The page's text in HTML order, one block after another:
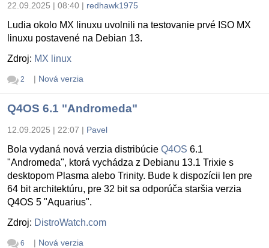
22.09.2025 | 08:40 | redhawk1975
Ludia okolo MX linuxu uvolnili na testovanie prvé ISO MX
linuxu postavené na Debian 13.
Zdroj: MX linux
2 | Nová verzia
Q4OS 6.1 "Andromeda"
12.09.2025 | 22:07 | Pavel
Bola vydaná nová verzia distribúcie Q4OS 6.1
"Andromeda", ktorá vychádza z Debianu 13.1 Trixie s
desktopom Plasma alebo Trinity. Bude k dispozícii len pre
64 bit architektúru, pre 32 bit sa odporúča staršia verzia
Q4OS 5 "Aquarius".
Zdroj: DistroWatch.com
6 | Nová verzia